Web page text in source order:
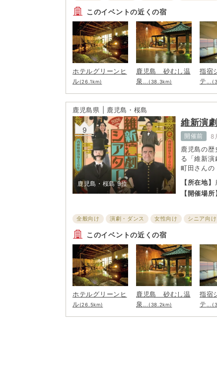
ジナルグッ
子ども・ファミリー向け
このイベントの近くの宿
ホテルグリーンヒ
ル(26.1km)
鹿児島 砂むし温
泉...(38.3km)
指宿
テ
鹿児島県 | 鹿児島・桜島
9
鹿児島・桜島 9位
維新演
開催前 8
鹿児島の歴
る「維新演
町田さんの
本の近代
き薩摩の
成。なぜ
紐解こう。
約不可、
【所在地】
号【開催場所
全般向け 演劇・ダンス 女性向け シニア向け
子ども・ファミリー向け
このイベントの近くの宿
ホテルグリーンヒ
ル(26.5km)
鹿児島 砂むし温
泉...(38.2km)
指宿
テ